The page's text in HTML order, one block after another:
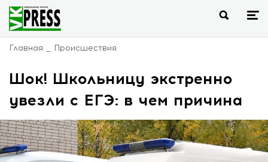
Главная Происшествия
Шок! Школьницу экстренно
увезли с ЕГЭ: в чем причина